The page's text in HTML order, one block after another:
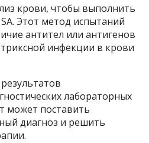
крови, чтобы выполнить
Этот метод испытаний
антител или антигенов
инфекции в крови
лабораторных
может поставить
диагноз и решить